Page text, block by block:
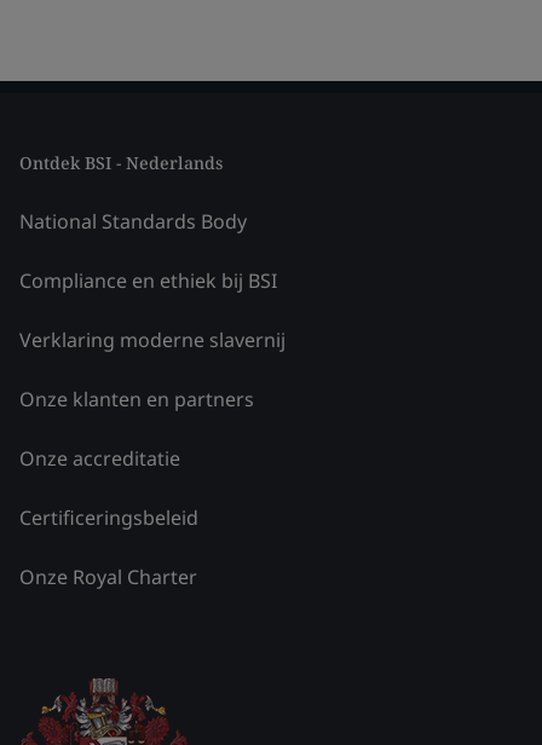
Ontdek BSI - Nederlands
National Standards Body
Compliance en ethiek bij BSI
Verklaring moderne slavernij
Onze klanten en partners
Onze accreditatie
Certificeringsbeleid
Onze Royal Charter